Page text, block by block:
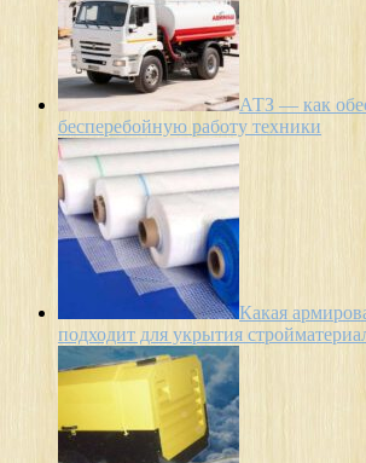
АТЗ — как
бесперебойную работу техники
Какая
подходит для укрытия